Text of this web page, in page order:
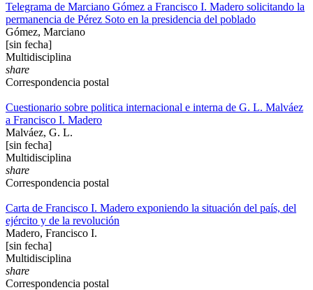
Telegrama de Marciano Gómez a Francisco I. Madero solicitando la
permanencia de Pérez Soto en la presidencia del poblado
Gómez, Marciano
[sin fecha]
Multidisciplina
share
Correspondencia postal
Cuestionario sobre politica internacional e interna de G. L. Malváez
a Francisco I. Madero
Malváez, G. L.
[sin fecha]
Multidisciplina
share
Correspondencia postal
Carta de Francisco I. Madero exponiendo la situación del país, del
ejército y de la revolución
Madero, Francisco I.
[sin fecha]
Multidisciplina
share
Correspondencia postal